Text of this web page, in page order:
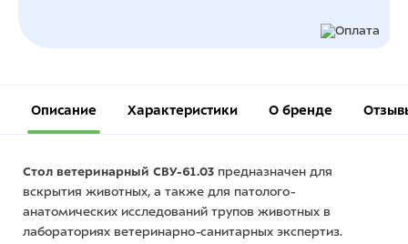
Описание Характеристики О бренде
Стол ветеринарный СВУ-61.03 предназначен для
вскрытия животных, а также для патолого-
анатомических исследований трупов животных в
лабораториях ветеринарно-санитарных экспертиз.